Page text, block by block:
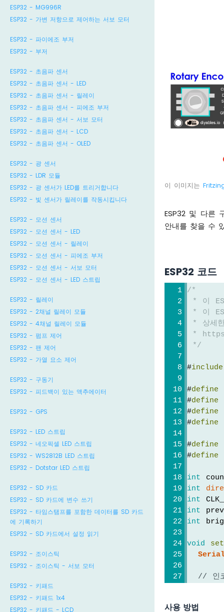
ESP32 - MG996R
ESP32 - 가변 저항으로 제어하는 서보 모터
ESP32 - 파이에조 부저
ESP32 - 부저
ESP32 - 초음파 센서
ESP32 - 초음파 센서 - LED
ESP32 - 초음파 센서 - 릴레이
ESP32 - 초음파 센서 - 피에조 부저
ESP32 - 초음파 센서 - 서보 모터
ESP32 - 초음파 센서 - LCD
ESP32 - 초음파 센서 - OLED
ESP32 - 광 센서
ESP32 - LDR 모듈
ESP32 - 광 센서가 LED를 트리거합니다
ESP32 - 빛 센서가 릴레이를 작동시킵니다
ESP32 - 모션 센서
ESP32 - 모션 센서 - LED
ESP32 - 모션 센서 - 릴레이
ESP32 - 모션 센서 - 피에조 부저
ESP32 - 모션 센서 - 서보 모터
ESP32 - 모션 센서 - LED 스트립
ESP32 - 릴레이
ESP32 - 2채널 릴레이 모듈
ESP32 - 4채널 릴레이 모듈
ESP32 - 펌프 제어
ESP32 - 팬 제어
ESP32 - 가열 요소 제어
ESP32 - 구동기
ESP32 - 피드백이 있는 액추에이터
ESP32 - GPS
ESP32 - LED 스트립
ESP32 - 네오픽셀 LED 스트립
ESP32 - WS2812B LED 스트립
ESP32 - Dotstar LED 스트립
ESP32 - SD 카드
ESP32 - SD 카드에 변수 쓰기
ESP32 - 타임스탬프를 포함한 데이터를 SD 카드
에 기록하기
ESP32 - SD 카드에서 설정 읽기
ESP32 - 조이스틱
ESP32 - 조이스틱 - 서보 모터
ESP32 - 키패드
ESP32 - 키패드 1x4
ESP32 - 키패드 - LCD
이 이미지는
ESP32 및 다른
안내를 찾을 수
ESP32 코드
/*
* 이
* 이
* 상세
*
*/
#include
#define
#define
#define
#define
#define
#define
int
int
int
int
int
void
// 인
사용 방법